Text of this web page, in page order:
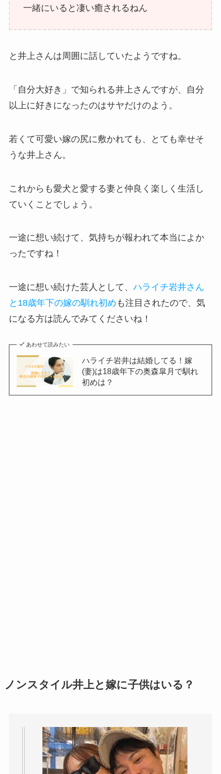
一緒にいると凄い癒されるねん
と井上さんは周囲に話していたようですね。
「自分大好き」で知られる井上さんですが、自分
以上に好きになったのはサヤだけのよう。
若くて可愛い嫁の尻に敷かれても、とても幸せそ
うな井上さん。
これからも愛犬と愛する妻と仲良く楽しく生活し
ていくことでしょう。
一途に想い続けて、気持ちが報われて本当によか
ったですね！
一途に想い続けた芸人として、 ハライチ岩井さん
と18歳年下の嫁の馴れ初め も注目されたので、気
になる方は読んでみてくださいね！
あわせて読みたい
ハライチ岩井は結婚してる！嫁
(妻)は18歳年下の奥森皐月で馴れ
初めは？
ノンスタイル井上と嫁に子供はいる？